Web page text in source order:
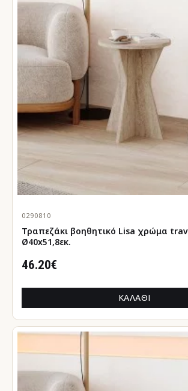
0290810
Τραπεζάκι βοηθητικό Lisa χρώμα travertine
Ø40x51,8εκ.
46.20€
ΚΑΛΆΘΙ